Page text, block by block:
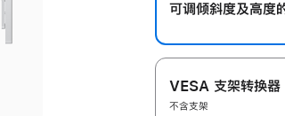
可调倾斜度及高‍度
VESA 支架转换器
不含支架